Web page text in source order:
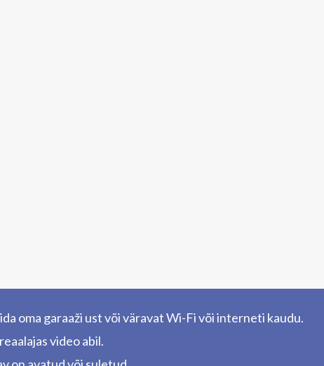
oma garaaži ust või väravat Wi-Fi või interneti kaudu.
video abil.